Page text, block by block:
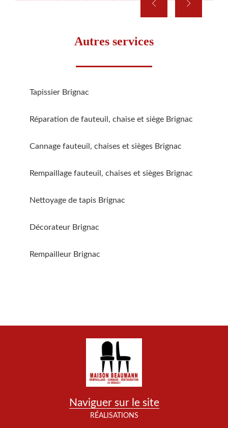
Autres services
Tapissier Brignac
Réparation de fauteuil, chaise et siège Brignac
Cannage fauteuil, chaises et sièges Brignac
Rempaillage fauteuil, chaises et sièges Brignac
Nettoyage de tapis Brignac
Décorateur Brignac
Rempailleur Brignac
Naviguer sur le site
RÉALISATIONS